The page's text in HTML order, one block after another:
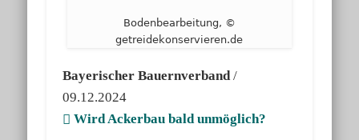
Bodenbearbeitung, ©
getreidekonservieren.de
Bayerischer Bauernverband/
09.12.2024
Wird Ackerbau bald unmöglich?